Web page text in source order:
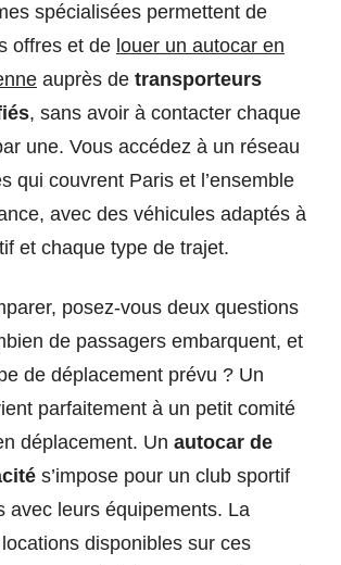
spécialisées permettent de
offres et de louer un autocar en
auprès de transporteurs
, sans avoir à contacter chaque
une. Vous accédez à un réseau
qui couvrent Paris et l’ensemble
avec des véhicules adaptés à
et chaque type de trajet.
posez-vous deux questions
de passagers embarquent, et
de déplacement prévu ? Un
parfaitement à un petit comité
déplacement. Un autocar de
s’impose pour un club sportif
avec leurs équipements. La
disponibles sur ces